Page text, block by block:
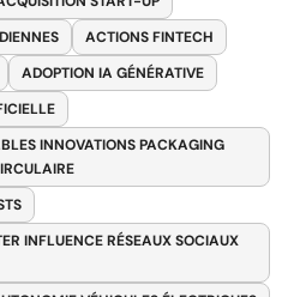
ACTIONS FINTECH
ADOPTION IA GÉNÉRATIVE
INNOVATIONS PACKAGING
INFLUENCE RÉSEAUX SOCIAUX